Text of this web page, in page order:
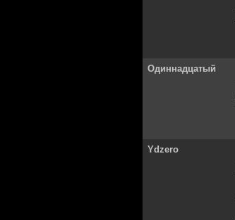
Одиннадцатый
Ydzero